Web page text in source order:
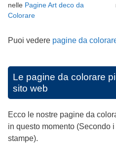
nelle Pagine Art deco da
Colorare
Puoi vedere pagine da
Le pagine da colorare
sito web
Ecco le nostre pagine da
in questo momento (Secondo
stampe).